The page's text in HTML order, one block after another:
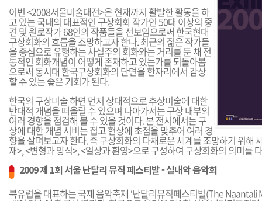
이번 <2008서울미술대전>은 현재까지 활발한 활동을 하
고 있는 국내의 대표적인 구상회화 작가인 50대 이상의 중
견 및 원로작가 68인의 작품들을 선보임으로써 한국현대
구상회화의 흐름을 조망하고자 한다. 최근의 젊은 작가들
을 중심으로 유행하는 사실주의 회화와는 거리를 둔 채 전
통적인 회화개념이 어떻게 존재하고 있는가를 되돌아봄
으로써 동시대 한국구상회화의 단면을 한자리에서 감상
할 수 있는 좋은 기회가 된다.
한국의 구상미술 하면 먼저 상대적으로 추상미술에 대한
반대적 개념을 떠올릴 수 있으며 나아가서는 구상 내부의
여러 경향을 점검해 볼 수 있을 것이다. 본 전시에서는 구
상에 대한 개념 시비는 접고 현상에 초점을 맞추어 여러 경
향을 살펴보고자 한다. 즉 구상회화의 다채로운 세계를 조망하기 위해
재>, <변형과 양식>, <일상과 환영>으로 구성하여 구상회화의 의미를
2009 제 1회 서울 난탈리 뮤직 페스티발 - 실내악 음악회
북유럽을 대표하는 국제 음악축제 ‘난탈리뮤직페스티벌(The Naantali